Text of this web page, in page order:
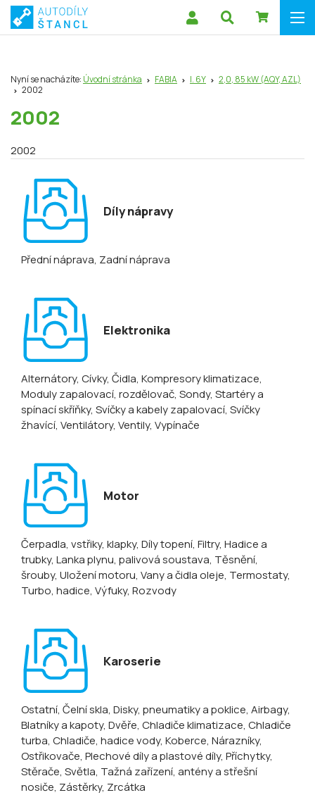
Nyní se nacházíte: Úvodní stránka FABIA I. 6Y
2,0, 85 kW (AQY, AZL)
2002
2002
2002
Díly nápravy
Přední náprava, Zadní náprava
Elektronika
Alternátory, Cívky, Čidla, Kompresory klimatizace,
Moduly zapalovací, rozdělovač, Sondy, Startéry a
spínací skříňky, Svíčky a kabely zapalovací, Svíčky
žhavící, Ventilátory, Ventily, Vypínače
Motor
Čerpadla, vstřiky, klapky, Díly topení, Filtry, Hadice a
trubky, Lanka plynu, palivová soustava, Těsnění,
šrouby, Uložení motoru, Vany a čidla oleje, Termostaty,
Turbo, hadice, Výfuky, Rozvody
Karoserie
Ostatní, Čelní skla, Disky, pneumatiky a poklice, Airbagy,
Blatníky a kapoty, Dvěře, Chladiče klimatizace, Chladiče
turba, Chladiče, hadice vody, Koberce, Nárazníky,
Ostřikovače, Plechové díly a plastové díly, Příchytky,
Stěrače, Světla, Tažná zařízení, antény a střešní
nosiče, Zástěrky, Zrcátka